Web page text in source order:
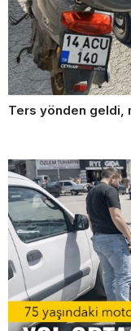
Ters yönden geldi,